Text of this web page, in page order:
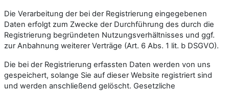
Die Verarbeitung der bei der Registrierung eingegebenen
Daten erfolgt zum Zwecke der Durchführung des durch die
Registrierung begründeten Nutzungsverhältnisses und ggf.
zur Anbahnung weiterer Verträge (Art. 6 Abs. 1 lit. b DSGVO).
Die bei der Registrierung erfassten Daten werden von uns
gespeichert, solange Sie auf dieser Website registriert sind
und werden anschließend gelöscht. Gesetzliche